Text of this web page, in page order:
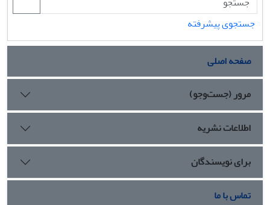
جستجوی پیشرفته
صفحه اصلی
مرور (جست‌وجو)
اطلاعات نشریه
برای نویسندگان
تماس با ما